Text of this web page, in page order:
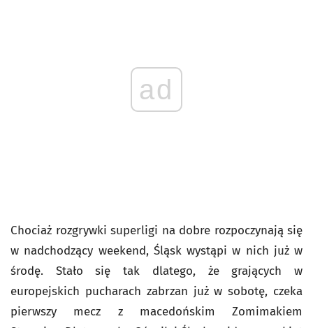
ad
Chociaż rozgrywki superligi na dobre rozpoczynają się
w nadchodzący weekend, Śląsk wystąpi w nich już w
środę. Stało się tak dlatego, że grających w
europejskich pucharach zabrzan już w sobotę, czeka
pierwszy mecz z macedońskim Zomimakiem